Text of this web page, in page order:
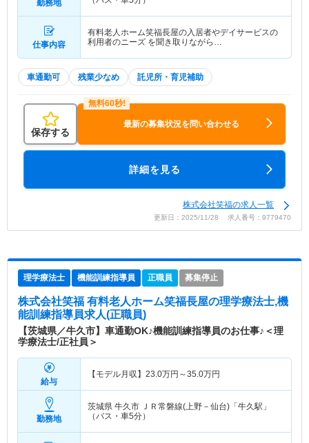
勤務地
仕事内容
有料老人ホーム笑福長屋の入居者やデイサービスの
利用者のニーズ を聞き取りながら…
車通勤可 残業少なめ 託児所・育児補助
保存する
最新の募集状況を問い合わせる
詳細を見る
株式会社笑福の求人一覧
更新日：2025/11/28 求人番号：9779470
理学療法士 機能訓練指導員 正職員 募集停止
株式会社笑福 有料老人ホーム笑福長屋の理学療法士,機
能訓練指導員求人(正職員)
【茨城県／牛久市】車通勤OK♪機能訓練指導員のお仕事♪＜理
学療法士/正社員＞
給与
【モデル月収】 23.0万円～35.0万円
勤務地
茨城県 牛久市 ＪＲ常磐線(上野－仙台)「牛久駅」
（バス・車5分）